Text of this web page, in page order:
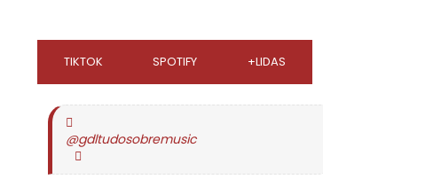
TIKTOK SPOTIFY +LIDAS
@gdltudosobremusic